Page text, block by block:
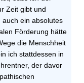
Zeit gibt und
ein absolutes
Förderung hätte
die Menschheit
ich stattdessen in
der davor